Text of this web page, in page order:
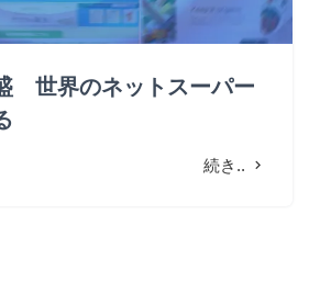
世界のネットスーパー
続き..